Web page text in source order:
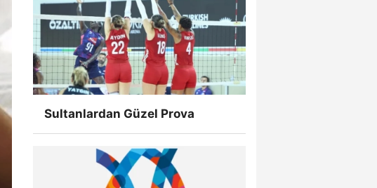
Sultanlardan Güzel Prova